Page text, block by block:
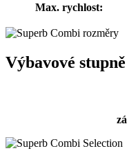
Max. rychlost:
Výbavové